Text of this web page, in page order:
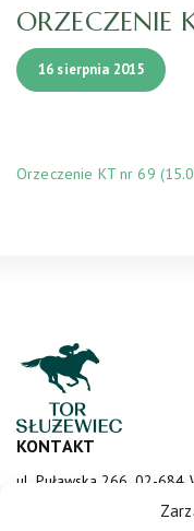
ORZECZENIE
16 sierpnia 2015
Orzeczenie KT nr 69
KONTAKT
ul. Puławska 266, 02-684
sluzewiec@totalizator.pl